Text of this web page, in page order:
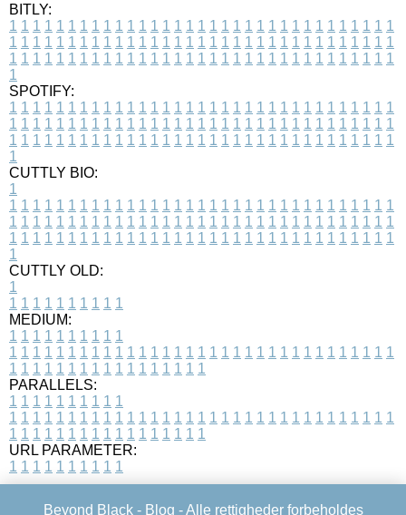
BITLY:
1 1 1 1 1 1 1 1 1 1 1 1 1 1 1 1 1 1 1 1 1 1 1 1 1 1 1 1 1 1 1 1 1
1 1 1 1 1 1 1 1 1 1 1 1 1 1 1 1 1 1 1 1 1 1 1 1 1 1 1 1 1 1 1 1 1
1 1 1 1 1 1 1 1 1 1 1 1 1 1 1 1 1 1 1 1 1 1 1 1 1 1 1 1 1 1 1 1 1
1
SPOTIFY:
1 1 1 1 1 1 1 1 1 1 1 1 1 1 1 1 1 1 1 1 1 1 1 1 1 1 1 1 1 1 1 1 1
1 1 1 1 1 1 1 1 1 1 1 1 1 1 1 1 1 1 1 1 1 1 1 1 1 1 1 1 1 1 1 1 1
1 1 1 1 1 1 1 1 1 1 1 1 1 1 1 1 1 1 1 1 1 1 1 1 1 1 1 1 1 1 1 1 1
1
CUTTLY BIO:
1
1 1 1 1 1 1 1 1 1 1 1 1 1 1 1 1 1 1 1 1 1 1 1 1 1 1 1 1 1 1 1 1 1
1 1 1 1 1 1 1 1 1 1 1 1 1 1 1 1 1 1 1 1 1 1 1 1 1 1 1 1 1 1 1 1 1
1 1 1 1 1 1 1 1 1 1 1 1 1 1 1 1 1 1 1 1 1 1 1 1 1 1 1 1 1 1 1 1 1
1
CUTTLY OLD:
1
1 1 1 1 1 1 1 1 1 1
MEDIUM:
1 1 1 1 1 1 1 1 1 1
1 1 1 1 1 1 1 1 1 1 1 1 1 1 1 1 1 1 1 1 1 1 1 1 1 1 1 1 1 1 1 1 1
1 1 1 1 1 1 1 1 1 1 1 1 1 1 1 1 1
PARALLELS:
1 1 1 1 1 1 1 1 1 1
1 1 1 1 1 1 1 1 1 1 1 1 1 1 1 1 1 1 1 1 1 1 1 1 1 1 1 1 1 1 1 1 1
1 1 1 1 1 1 1 1 1 1 1 1 1 1 1 1 1
URL PARAMETER:
1 1 1 1 1 1 1 1 1 1
Beyond Black - Blog - Alle rettigheder forbeholdes